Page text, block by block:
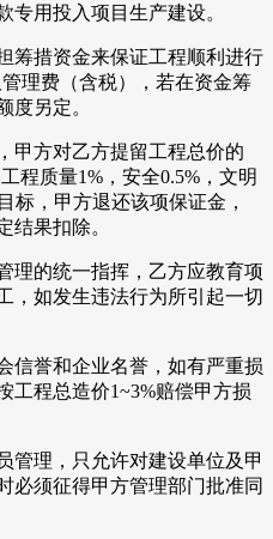
专用投入项目生产建设。
筹措资金来保证工程顺利进行
理费（含税），若在资金筹
度另定。
甲方对乙方提留工程总价的
程质量1%，安全0.5%，文明
标，甲方退还该项保证金，
结果扣除。
理的统一指挥，乙方应教育项
，如发生违法行为所引起一切
信誉和企业名誉，如有严重损
工程总造价1~3%赔偿甲方损
管理，只允许对建设单位及甲
必须征得甲方管理部门批准同